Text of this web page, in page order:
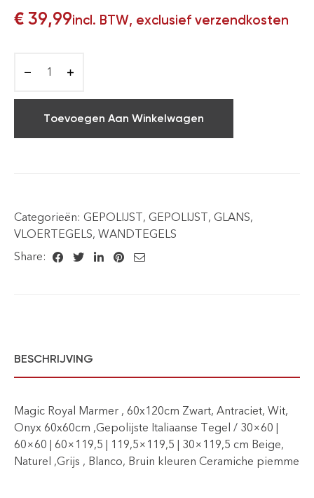
€ 39,99incl. BTW, exclusief verzendkosten
Toevoegen Aan Winkelwagen
Categorieën: GEPOLIJST, GEPOLIJST, GLANS,
VLOERTEGELS, WANDTEGELS
Share:
BESCHRIJVING
Magic Royal Marmer , 60x120cm Zwart, Antraciet, Wit,
Onyx 60x60cm ,Gepolijste Italiaanse Tegel / 30×60 |
60×60 | 60×119,5 | 119,5×119,5 | 30×119,5 cm Beige,
Naturel ,Grijs , Blanco, Bruin kleuren Ceramiche piemme